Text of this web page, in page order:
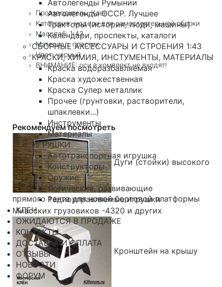
Автолегенды Румынии
Автолегенды СССР. Лучшее
Тракторы (история, люди, машины)
Календари, проспекты, каталоги
СБОРНЫЕ АКСЕССУАРЫ И СТРОЕНИЯ 1:43
КРАСКИ, ХИМИЯ, ИНСТУМЕНТЫ, МАТЕРИАЛЫ
Краска водоразбавляемая
Краска художественная
Краска Супер металлик
Прочее (грунтовки, растворители,
шпаклевки...)
Инструменты
Материалы
ИГРУШКИ
Автотранспортная игрушка
Конструкторы
Оружие
Логические, развивающие
Радиоуправляемые игрушки
КЛЕН
ОЖИДАЮТСЯ В ПРОДАЖЕ
КОНТАКТЫ
ДОСТАВКА И ОПЛАТА
ОТЗЫВЫ
НОВОСТИ
ФОРУМ
Производитель: Клен
Категория: модели для самостоятельной сборки
Масштаб: 1:43
Материал: пластик
Цвет: черный
ВНИМАНИЕ: оси в комплект не входят!
Рекомендуем посмотреть
Дуги (стойки) высокого
прямого тента для новой бортовой платформы
Миасских грузовиков -4320 и других
Кронштейн на крышу